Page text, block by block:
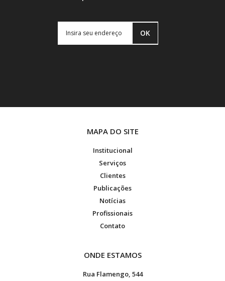
OK
MAPA DO SITE
Institucional
Serviços
Clientes
Publicações
Notícias
Profissionais
Contato
ONDE ESTAMOS
Rua Flamengo, 544